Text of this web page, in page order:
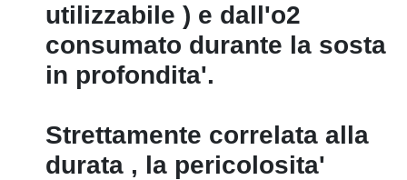
utilizzabile ) e dall'o2
consumato durante la sosta
in profondita'.
Strettamente correlata alla
durata ‚ la pericolosita'